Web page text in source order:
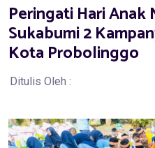
Peringati Hari Anak
Sukabumi 2
Kota Probolinggo
Ditulis Oleh :